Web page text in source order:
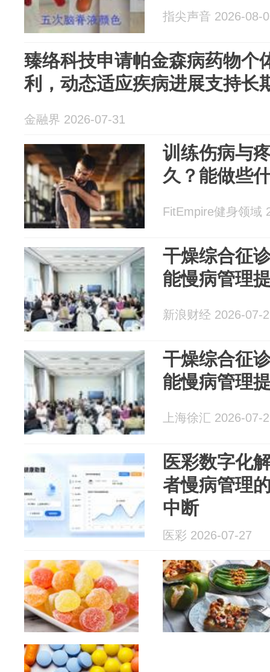
指尖声音 2026-08-
臻络科技申请帕金森病药物个
利，动态适应疾病进展支持长
金融界 2026-07-31
训练伤病与
久？能做些
FitEmpire健身领域
干燥综合征
能慢病管理
新浪财经 2026-07-
干燥综合征
能慢病管理
上海徐汇 2026-07-
医彩数字化
者慢病管理
中断
医彩 2026-07-27